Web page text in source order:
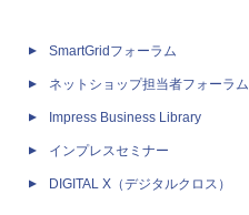
SmartGridフォーラム
ネットショップ担当者フォーラム
Impress Business Library
インプレスセミナー
DIGITAL X（デジタルクロス）